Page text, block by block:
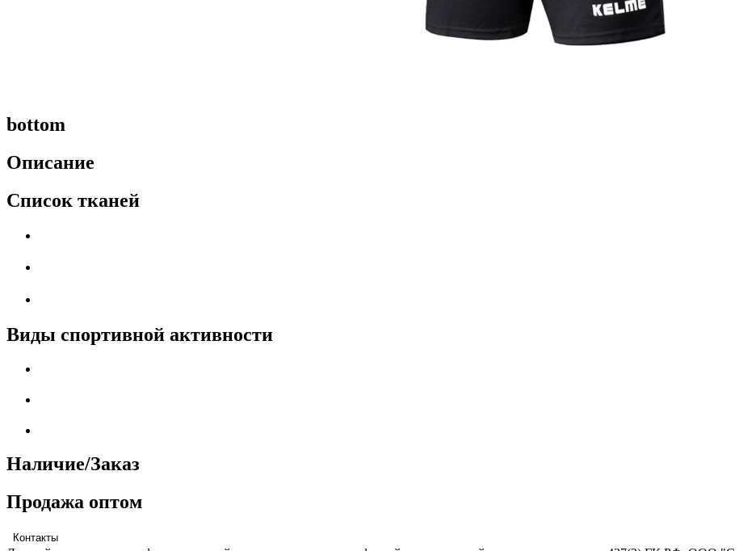
bottom
Описание
Список тканей
Виды спортивной активности
Наличие/Заказ
Продажа оптом
Контакты